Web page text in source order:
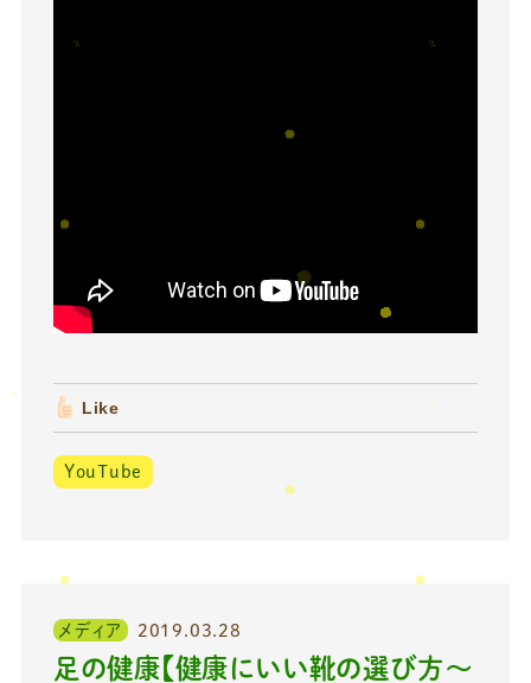
Like
YouTube
メディア 2019.03.28
足の健康【健康にいい靴の選び方〜